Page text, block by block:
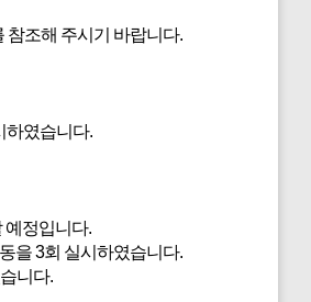
참조해 주시기 바랍니다.
하였습니다.
예정입니다.
을 3회 실시하였습니다.
니다.